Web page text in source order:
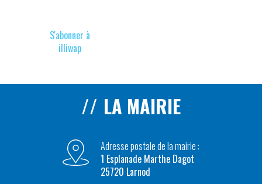
S'abonner à
illiwap
LA MAIRIE
Adresse postale de la mairie :
1 Esplanade Marthe Dagot
25720 Larnod